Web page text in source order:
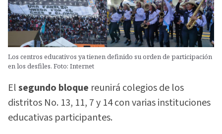
Los centros educativos ya tienen definido su orden de participación
en los desfiles. Foto: Internet
Elsegundo bloque reunirá colegios de los
distritos No. 13, 11, 7 y 14 con varias instituciones
educativas participantes.